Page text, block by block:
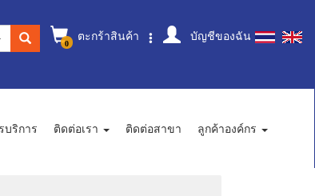
0 ตะกร้าสินค้า บัญชีของฉัน
บริการ ติดต่อเรา ติดต่อสาขา
ลูกค้าองค์กร